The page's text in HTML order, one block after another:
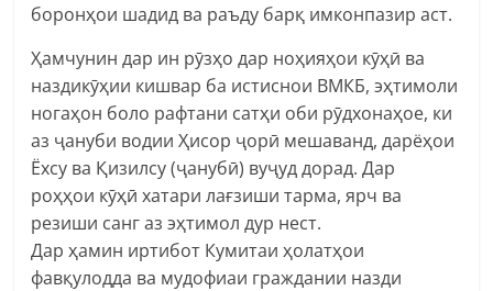
боронҳои шадид ва раъду барқ имконпазир аст.
Ҳамчунин дар ин рӯзҳо дар ноҳияҳои кӯҳӣ ва
наздикӯҳии кишвар ба истиснои ВМКБ, эҳтимоли
ногаҳон боло рафтани сатҳи оби рӯдхонаҳое, ки
аз ҷануби водии Ҳисор ҷорӣ мешаванд, дарёҳои
Ёхсу ва Қизилсу (ҷанубӣ) вуҷуд дорад. Дар
роҳҳои кӯҳӣ хатари лағзиши тарма, ярч ва
резиши санг аз эҳтимол дур нест.
Дар ҳамин иртибот Кумитаи ҳолатҳои
фавқулодда ва мудофиаи граждании назди